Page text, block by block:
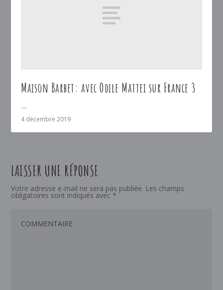
Maison Barbet: avec Odile Mattei sur France 3
…
4 décembre 2019
LAISSER UNE RÉPONSE
Votre adresse e-mail ne sera pas publiée. Les champs
obligatoires sont indiqués avec *